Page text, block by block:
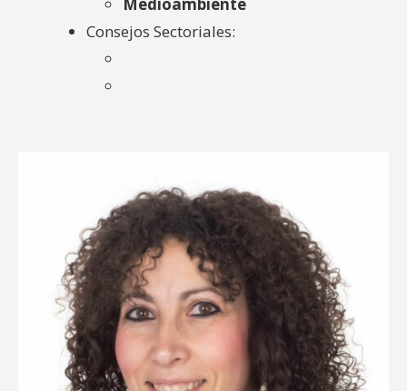
Consejos Sectoriales: